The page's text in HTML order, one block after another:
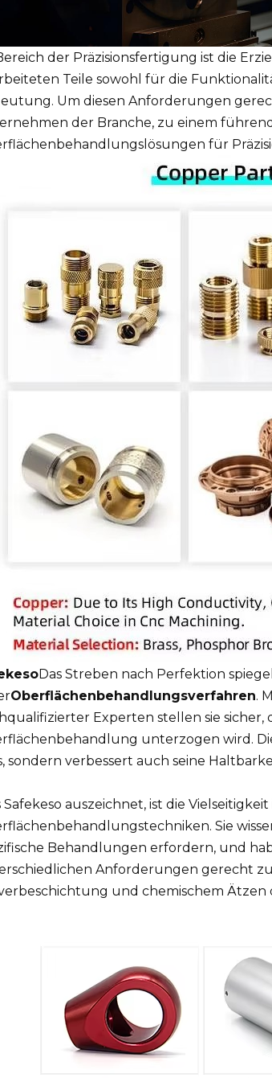
der Präzisionsfertigung ist die
Teile sowohl für die
Um diesen Anforderungen
der Branche, zu einem
für
Das Streben nach Perfektion
Oberflächenbehandlungsverfahren.
Experten stellen sie sicher,
unterzogen wird.
sondern verbessert auch seine
Safekeso auszeichnet, ist die
Sie
Behandlungen erfordern, und
Anforderungen gerecht
und chemischem Ätzen